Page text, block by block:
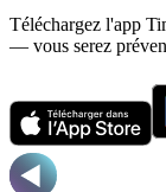
Téléchargez l'app
— vous serez